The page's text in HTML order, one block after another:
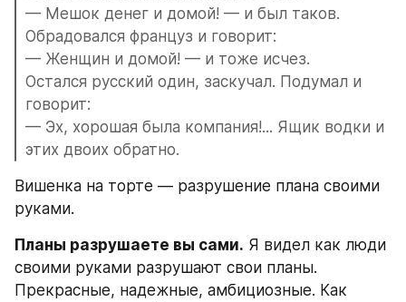
— Мешок денег и домой! — и был таков.
Обрадовался француз и говорит:
— Женщин и домой! — и тоже исчез.
Остался русский один, заскучал. Подумал и
говорит:
— Эх, хорошая была компания!... Ящик водки и
этих двоих обратно.
Вишенка на торте — разрушение плана своими
руками.
Планы разрушаете вы сами. Я видел как люди
своими руками разрушают свои планы.
Прекрасные, надежные, амбициозные. Как